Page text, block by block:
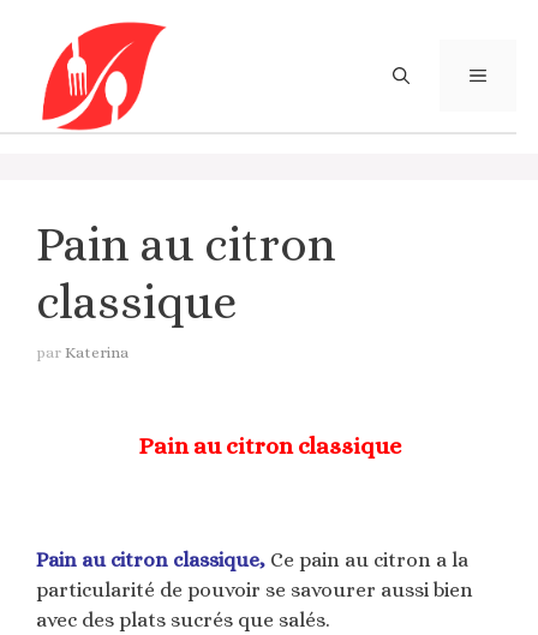
contenu
MENU
Pain au citron
classique
par Katerina
Pain au citron classique
Pain au citron classique, Ce pain au citron a la
particularité de pouvoir se savourer aussi bien
avec des plats sucrés que salés.